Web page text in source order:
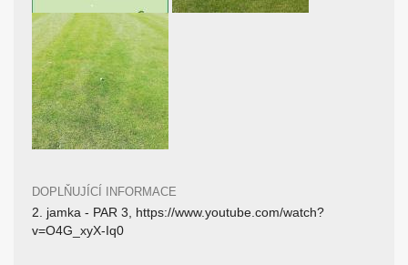
DOPLŇUJÍCÍ INFORMACE
2. jamka - PAR 3, https://www.youtube.com/watch?
v=O4G_xyX-Iq0